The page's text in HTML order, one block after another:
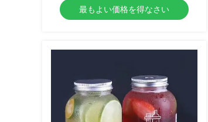
最もよい価格を得なさい